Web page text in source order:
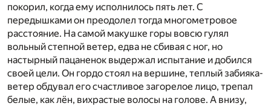
покорил, когда ему исполнилось пять лет. С
передышками он преодолел тогда многометровое
расстояние. На самой макушке горы вовсю гулял
вольный степной ветер, едва не сбивая с ног, но
настырный пацаненок выдержал испытание и добился
своей цели. Он гордо стоял на вершине, теплый забияка-
ветер обдувал его счастливое загорелое лицо, трепал
белые, как лён, вихрастые волосы на голове. А внизу,